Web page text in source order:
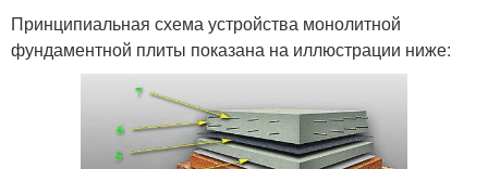
Принципиальная схема устройства монолитной
фундаментной плиты показана на иллюстрации ниже: